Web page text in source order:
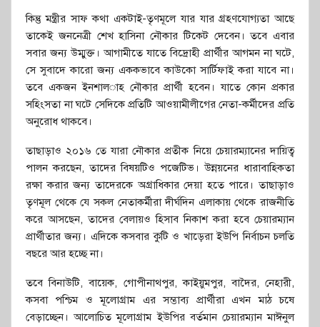
কিন্তু মন্ত্রীর সাফ কথা একটাই-তৃণমূলে যার যার গ্রহণযোগ্যতা আছে
তাকেই জননেত্রী শেখ হাসিনা নৌকার টিকেট দেবেন। তবে এবার
সবার জন্য উম্মুক্ত। আগামীতে যাতে বিদ্রোহী প্রার্থীর আগমন না ঘটে,
সে সুবাদে কারো জন্য এককভাবে কাউকো সার্টিফাই করা যাবে না।
তবে একজন ইনশাল­াহ নৌকার প্রার্থী হবেন। যাতে কোন প্রকার
সহিংসতা না ঘটে সেদিকে প্রতিটি আওয়ামীলীগের নেতা-কর্মীদের প্রতি
অনুরোধ থাকবে।
তাছাড়াও ২০১৬ তে যারা নৌকার প্রতীক নিয়ে চেয়ারম্যানের দায়িত্ব
পালন করছেন, তাদের বিষয়টিও পজেটিভ। উন্নয়নের ধারাবাহিকতা
রক্ষা করার জন্য তাদেরকে অগ্রাধিকার দেয়া হতে পারে। তাছাড়াও
তৃণমূল থেকে যে সকল নেতাকর্মীরা দীর্ঘদিন এলাকায় থেকে রাজনীতি
করে আসছেন, তাদের বেলায়ও হিসাব নিকাশ করা হবে চেয়ারম্যান
প্রার্থীতার জন্য। এদিকে কসবার কুটি ও খাড়েরা ইউপি নির্বাচন চলতি
বছরে আর হচ্ছে না।
তবে বিনাউটি, বায়েক, গোপীনাথপুর, কাইয়ুমপুর, বাদৈর, নেহারী,
কসবা পশ্চিম ও মূলোগ্রাম এর সম্ভাব্য প্রার্থীরা এখন মাঠ চষে
বেড়াচ্ছেন। আলোচিত মূলোগ্রাম ইউপির বর্তমান চেয়ারম্যান মাঈনুল